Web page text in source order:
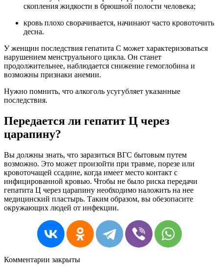
скопления жидкости в брюшной полости человека;
кровь плохо сворачивается, начинают часто кровоточить
десна.
У женщин последствия гепатита С может характеризоваться
нарушением менструального цикла. Он станет
продолжительнее, наблюдается снижение гемоглобина и
возможны признаки анемии.
Нужно помнить, что алкоголь усугубляет указанные
последствия.
Передается ли гепатит Ц через
царапину?
Вы должны знать, что заразиться ВГС бытовым путем
возможно. Это может произойти при травме, порезе или
кровоточащей ссадине, когда имеет место контакт с
инфицированной кровью. Чтобы не было риска передачи
гепатита Ц через царапину необходимо наложить на нее
медицинский пластырь. Таким образом, вы обезопасите
окружающих людей от инфекции.
Комментарии закрыты